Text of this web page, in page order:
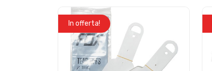
In offerta!